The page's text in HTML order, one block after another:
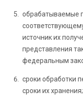
обрабатываемые
источник их
представления
федеральным
сроки обработки
сроки их хранения;